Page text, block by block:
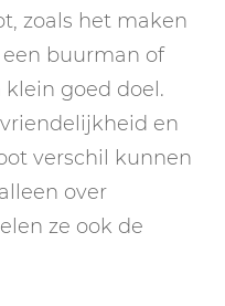
zoals het maken
buurman of
goed doel.
en
verschil kunnen
over
ze ook de